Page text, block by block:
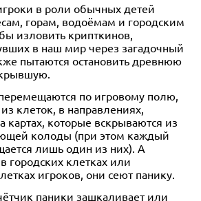
в роли обычных детей
горам, водоёмам и городским
изловить крипткинов,
в наш мир через загадочный
пытаются остановить древнюю
по игровому полю,
клеток, в направлениях,
картах, которые вскрываются из
колоды (при этом каждый
лишь один из них). А
городских клетках или
игроков, они сеют панику.
паники зашкаливает или